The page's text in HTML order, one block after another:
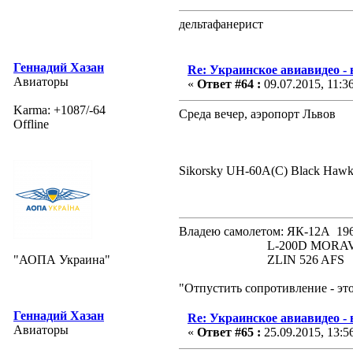
дельтафанерист
Геннадий Хазан
Авиаторы
Karma: +1087/-64
Offline
"АОПА Украина"
Re: Украинское авиавидео -
« Ответ #64 : 09.07.2015,
Среда вечер, аэропорт Львов
Sikorsky UH-60A(C) Black
Владею самолетом: ЯК-12А
L-200D MORAVA
ZLIN 526 AFS
"Отпустить сопротивление -
Геннадий Хазан
Авиаторы
Re: Украинское авиавидео -
« Ответ #65 : 25.09.2015,